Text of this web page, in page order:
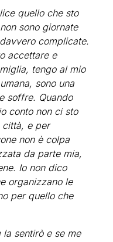
quello che sto
sono giornate
complicate.
accettare e
tengo al mio
sono una
soffre. Quando
conto non ci sto
città, e per
non è colpa
da parte mia,
Io non dico
organizzano le
per quello che
sentirò e se me